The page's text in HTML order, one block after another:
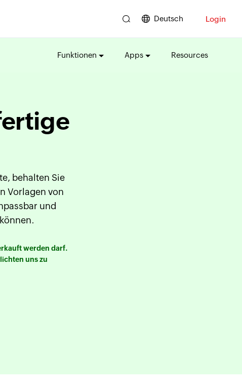
Deutsch Login
Funktionen Apps Resources
behalten Sie
Vorlagen von
und
werden darf.
uns zu